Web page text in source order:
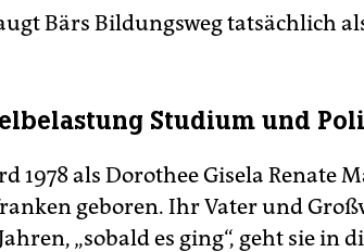
Bärs Bildungsweg tatsächlich
Studium und
1978 als Dorothee Gisela Renate
geboren. Ihr Vater und
„sobald es ging“, geht sie